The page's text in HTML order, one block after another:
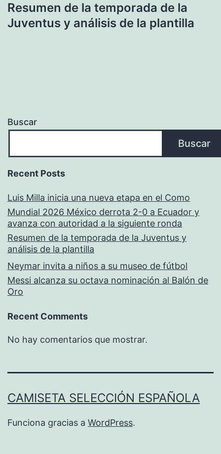
Resumen de la temporada de la
Juventus y análisis de la plantilla
Buscar
Buscar
Recent Posts
Luis Milla inicia una nueva etapa en el Como
Mundial 2026 México derrota 2-0 a Ecuador y
avanza con autoridad a la siguiente ronda
Resumen de la temporada de la Juventus y
análisis de la plantilla
Neymar invita a niños a su museo de fútbol
Messi alcanza su octava nominación al Balón de
Oro
Recent Comments
No hay comentarios que mostrar.
CAMISETA SELECCIÓN ESPAÑOLA
Funciona gracias a WordPress.